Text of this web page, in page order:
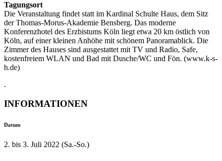
Tagungsort
Die Veranstaltung findet statt im Kardinal Schulte Haus, dem Sitz
der Thomas-Morus-Akademie Bensberg. Das moderne
Konferenzhotel des Erzbistums Köln liegt etwa 20 km östlich von
Köln, auf einer kleinen Anhöhe mit schönem Panoramablick. Die
Zimmer des Hauses sind ausgestattet mit TV und Radio, Safe,
kostenfreiem WLAN und Bad mit Dusche/WC und Fön. (www.k-s-
h.de)
.
INFORMATIONEN
Datum
2. bis 3. Juli 2022 (Sa.-So.)